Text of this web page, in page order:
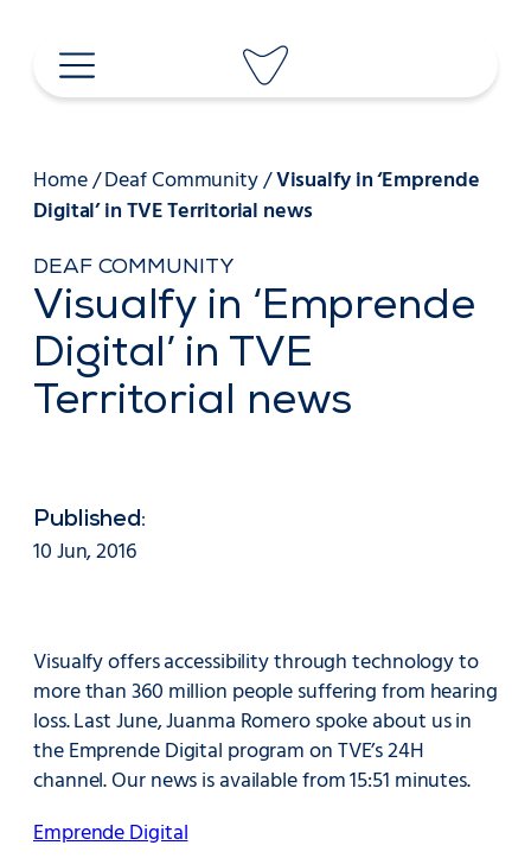
content
Home/Deaf Community/Visualfy in ‘Emprende
Digital’ in TVE Territorial news
DEAF COMMUNITY
Visualfy in ‘Emprende
Digital’ in TVE
Territorial news
Published:
10 Jun, 2016
Visualfy offers accessibility through technology to
more than 360 million people suffering from hearing
loss. Last June, Juanma Romero spoke about us in
the Emprende Digital program on TVE’s 24H
channel. Our news is available from 15:51 minutes.
Emprende Digital